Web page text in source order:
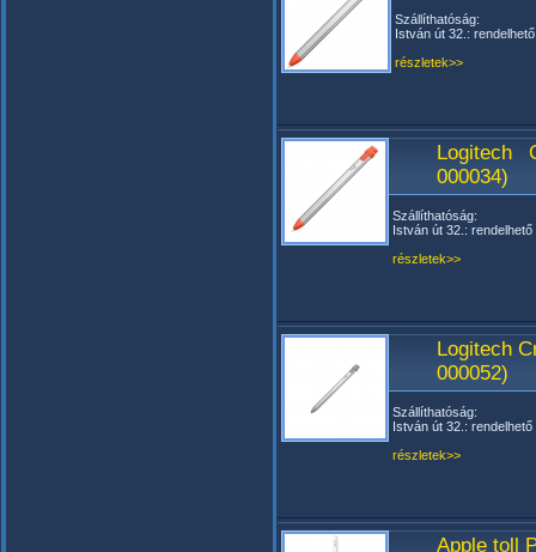
Szállíthatóság:
István út 32.: rendelhető
részletek>>
Logitech
000034)
Szállíthatóság:
István út 32.: rendelhető
részletek>>
Logitech
000052)
Szállíthatóság:
István út 32.: rendelhető
részletek>>
Apple toll